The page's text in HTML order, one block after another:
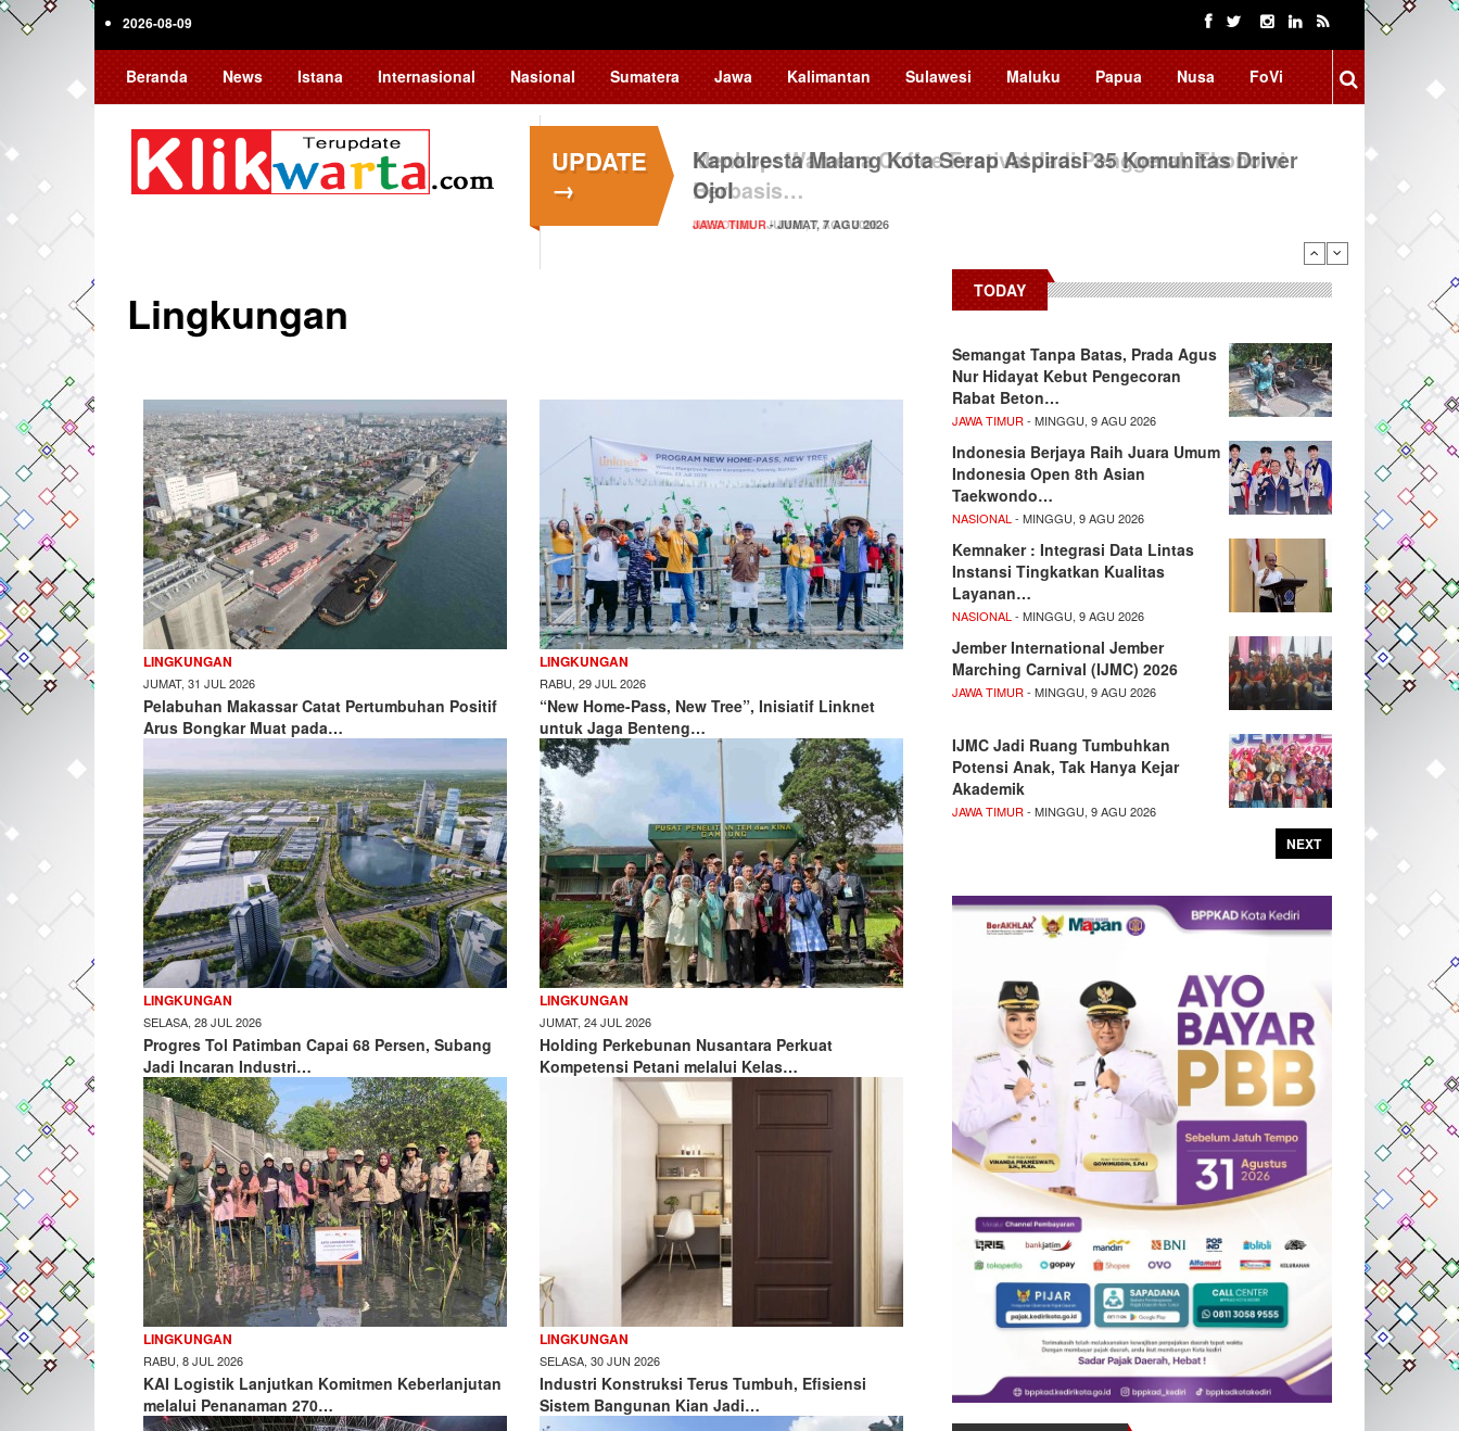
Skip
2026-08-09
Beranda News Istana Internasional Nasional Sumatera Jawa Kalimantan Sulawesi Maluku Papua Nusa FoVi
UPDATE
→
Kapolresta Malang Kota Serap Aspirasi 35 Komunitas Driver
Ojol
JAWA TIMUR- JUMAT, 7 AGU 2026
Lingkungan
LINGKUNGAN
JUMAT, 31 JUL 2026
Pelabuhan Makassar Catat Pertumbuhan Positif
Arus Bongkar Muat pada…
LINGKUNGAN
RABU, 29 JUL 2026
“New Home-Pass, New Tree”, Inisiatif Linknet
untuk Jaga Benteng…
LINGKUNGAN
SELASA, 28 JUL 2026
Progres Tol Patimban Capai 68 Persen, Subang
Jadi Incaran Industri…
LINGKUNGAN
JUMAT, 24 JUL 2026
Holding Perkebunan Nusantara Perkuat
Kompetensi Petani melalui Kelas…
LINGKUNGAN
RABU, 8 JUL 2026
KAI Logistik Lanjutkan Komitmen Keberlanjutan
melalui Penanaman 270…
LINGKUNGAN
SELASA, 30 JUN 2026
Industri Konstruksi Terus Tumbuh, Efisiensi
Sistem Bangunan Kian Jadi…
Pagination
TODAY
Semangat Tanpa Batas, Prada Agus
Nur Hidayat Kebut Pengecoran
Rabat Beton…
JAWA TIMUR - MINGGU, 9 AGU 2026
Indonesia Berjaya Raih Juara Umum
Indonesia Open 8th Asian
Taekwondo…
NASIONAL - MINGGU, 9 AGU 2026
Kemnaker : Integrasi Data Lintas
Instansi Tingkatkan Kualitas
Layanan…
NASIONAL - MINGGU, 9 AGU 2026
Jember International Jember
Marching Carnival (IJMC) 2026
JAWA TIMUR - MINGGU, 9 AGU 2026
IJMC Jadi Ruang Tumbuhkan
Potensi Anak, Tak Hanya Kejar
Akademik
JAWA TIMUR - MINGGU, 9 AGU 2026
NEXT